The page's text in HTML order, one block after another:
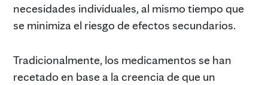
necesidades individuales, al mismo tiempo que
se minimiza el riesgo de efectos secundarios.
Tradicionalmente, los medicamentos se han
recetado en base a la creencia de que un